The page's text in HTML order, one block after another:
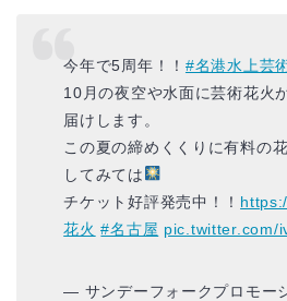
今年で5周年！！ #名港水上芸
10月の夜空や水面に芸術花火
届けします。
この夏の締めくくりに有料の
してみては
チケット好評発売中！！
花火 #名古屋 pic.twitter.com/
— サンデーフォークプロモー